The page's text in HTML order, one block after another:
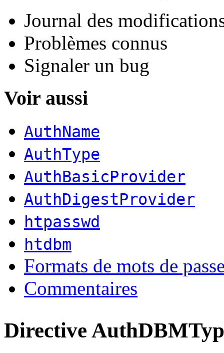
Journal des
Problèmes connus
Signaler un bug
Voir aussi
AuthName
AuthType
AuthBasicProvider
AuthDigestProvider
htpasswd
htdbm
Formats de mots de
Commentaires
Directive